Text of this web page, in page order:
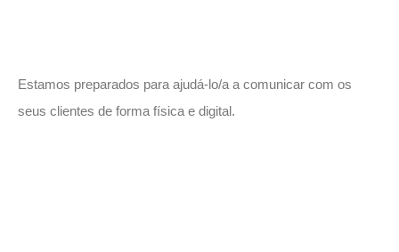
Estamos preparados para ajudá-lo/a a comunicar com os
seus clientes de forma física e digital.